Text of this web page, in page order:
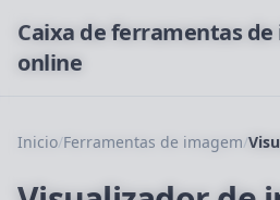
Caixa de ferramentas
online
Inicio/Ferramentas de imagem/